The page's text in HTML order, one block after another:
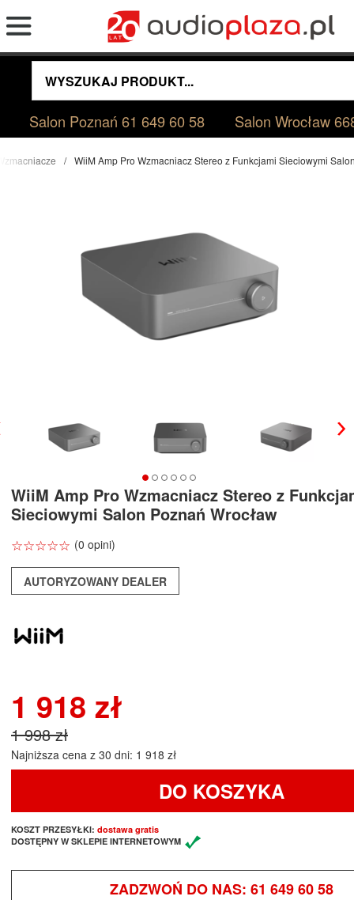
Salon Poznań61 649 60 58 Salon Wrocław
WiiM Amp Pro Wzmacniacz Stereo z Funkcjami Sieciowymi
WiiM Amp Pro Wzmacniacz Stereo z
Sieciowymi Salon Poznań Wrocław
☆☆☆☆☆
★★★★★ (0 opini)
AUTORYZOWANY DEALER
1 918 zł
1 998 zł
Najniższa cena z 30 dni: 1 918 zł
DO KOSZYKA
KOSZT PRZESYŁKI: dostawa gratis
DOSTĘPNY W SKLEPIE INTERNETOWYM
ZADZWOŃ DO NAS: 61 649 60 58